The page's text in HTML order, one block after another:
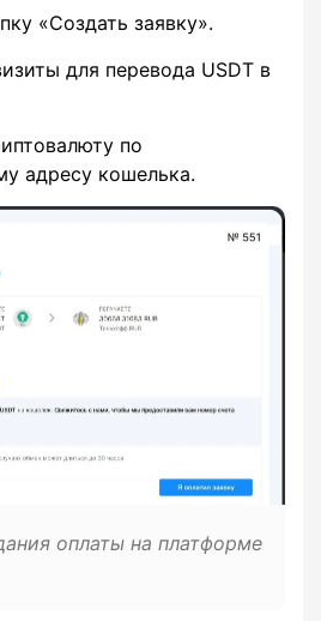
«Создать заявку».
для перевода USDT в
по
адресу кошелька.
оплаты на платформе